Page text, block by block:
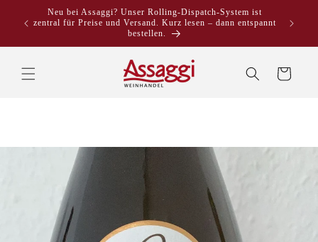
Inhalt
Neu bei Assaggi? Unser Rolling-Dispatch-System ist
zentral für Preise und Versand. Kurz lesen – dann entspannt
bestellen.
Warenkorb